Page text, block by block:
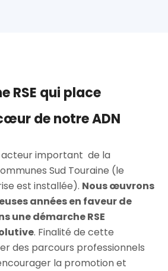
RSE qui place
de notre ADN
acteur important de la
Sud Touraine (le
est installée). Nous œuvrons
années en faveur de
une démarche RSE
. Finalité de cette
des parcours professionnels
la promotion et